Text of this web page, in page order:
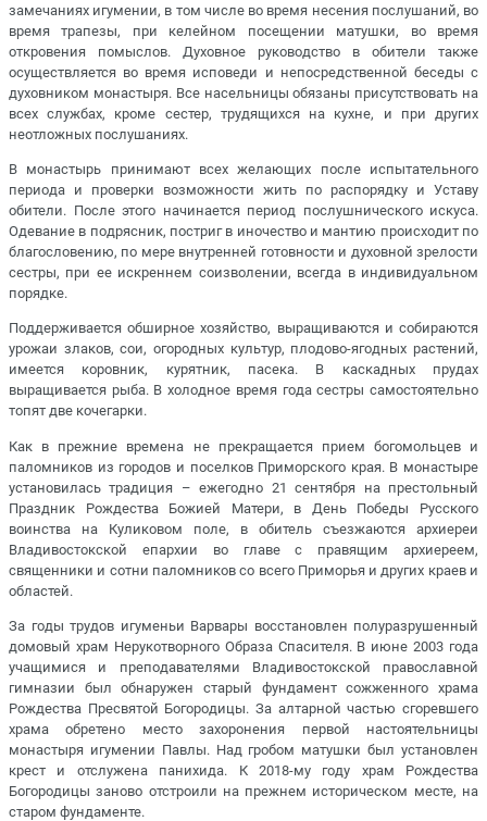
замечаниях игумении, в том числе во время несения послушаний, во
время трапезы, при келейном посещении матушки, во время
откровения помыслов. Духовное руководство в обители также
осуществляется во время исповеди и непосредственной беседы с
духовником монастыря. Все насельницы обязаны присутствовать на
всех службах, кроме сестер, трудящихся на кухне, и при других
неотложных послушаниях.
В монастырь принимают всех желающих после испытательного
периода и проверки возможности жить по распорядку и Уставу
обители. После этого начинается период послушнического искуса.
Одевание в подрясник, постриг в иночество и мантию происходит по
благословению, по мере внутренней готовности и духовной зрелости
сестры, при ее искреннем соизволении, всегда в индивидуальном
порядке.
Поддерживается обширное хозяйство, выращиваются и собираются
урожаи злаков, сои, огородных культур, плодово-ягодных растений,
имеется коровник, курятник, пасека. В каскадных прудах
выращивается рыба. В холодное время года сестры самостоятельно
топят две кочегарки.
Как в прежние времена не прекращается прием богомольцев и
паломников из городов и поселков Приморского края. В монастыре
установилась традиция – ежегодно 21 сентября на престольный
Праздник Рождества Божией Матери, в День Победы Русского
воинства на Куликовом поле, в обитель съезжаются архиереи
Владивостокской епархии во главе с правящим архиереем,
священники и сотни паломников со всего Приморья и других краев и
областей.
За годы трудов игуменьи Варвары восстановлен полуразрушенный
домовый храм Нерукотворного Образа Спасителя. В июне 2003 года
учащимися и преподавателями Владивостокской православной
гимназии был обнаружен старый фундамент сожженного храма
Рождества Пресвятой Богородицы. За алтарной частью сгоревшего
храма обретено место захоронения первой настоятельницы
монастыря игумении Павлы. Над гробом матушки был установлен
крест и отслужена панихида. К 2018-му году храм Рождества
Богородицы заново отстроили на прежнем историческом месте, на
старом фундаменте.